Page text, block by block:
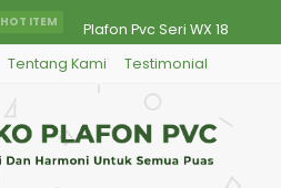
HOT ITEM Plafon Pvc Seri WX 18
Plafon Pvc Seri 84 X Harga
Plafon Pvc Seri YV 865
Plafon Pvc Seri W 06
Tentang Kami Testimonial